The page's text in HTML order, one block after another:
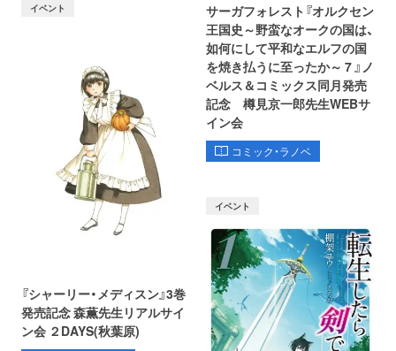
サーガフォレスト『オルクセン
王国史～野蛮なオークの国は、
如何にして平和なエルフの国
を焼き払うに至ったか～ 7 』ノ
ベルス＆コミックス同月発売
記念 樽見京一郎先生WEBサ
イン会
コミック・ラノベ
イベント
『シャーリー・メディスン』3巻
発売記念 森薫先生リアルサイ
ン会 ２DAYS(秋葉原)
イベント